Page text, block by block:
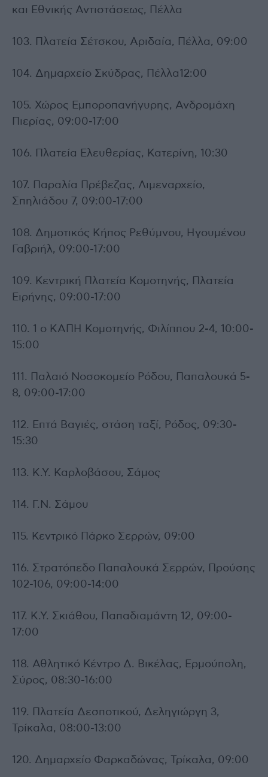
και Εθνικής Αντιστάσεως, Πέλλα
103. Πλατεία Σέτσκου, Αριδαία, Πέλλα, 09:00
104. Δημαρχείο Σκύδρας, Πέλλα12:00
105. Χώρος Εμποροπανήγυρης, Ανδρομάχη
Πιερίας, 09:00-17:00
106. Πλατεία Ελευθερίας, Κατερίνη, 10:30
107. Παραλία Πρέβεζας, Λιμεναρχείο,
Σπηλιάδου 7, 09:00-17:00
108. Δημοτικός Κήπος Ρεθύμνου, Ηγουμένου
Γαβριήλ, 09:00-17:00
109. Κεντρική Πλατεία Κομοτηνής, Πλατεία
Ειρήνης, 09:00-17:00
110. 1 ο ΚΑΠΗ Κομοτηνής, Φιλίππου 2-4, 10:00-
15:00
111. Παλαιό Νοσοκομείο Ρόδου, Παπαλουκά 5-
8, 09:00-17:00
112. Επτά Βαγιές, στάση ταξί, Ρόδος, 09:30-
15:30
113. Κ.Υ. Καρλοβάσου, Σάμος
114. Γ.Ν. Σάμου
115. Κεντρικό Πάρκο Σερρών, 09:00
116. Στρατόπεδο Παπαλουκά Σερρών, Προύσης
102-106, 09:00-14:00
117. Κ.Υ. Σκιάθου, Παπαδιαμάντη 12, 09:00-
17:00
118. Αθλητικό Κέντρο Δ. Βικέλας, Ερμούπολη,
Σύρος, 08:30-16:00
119. Πλατεία Δεσποτικού, Δεληγιώργη 3,
Τρίκαλα, 08:00-13:00
120. Δημαρχείο Φαρκαδώνας, Τρίκαλα, 09:00